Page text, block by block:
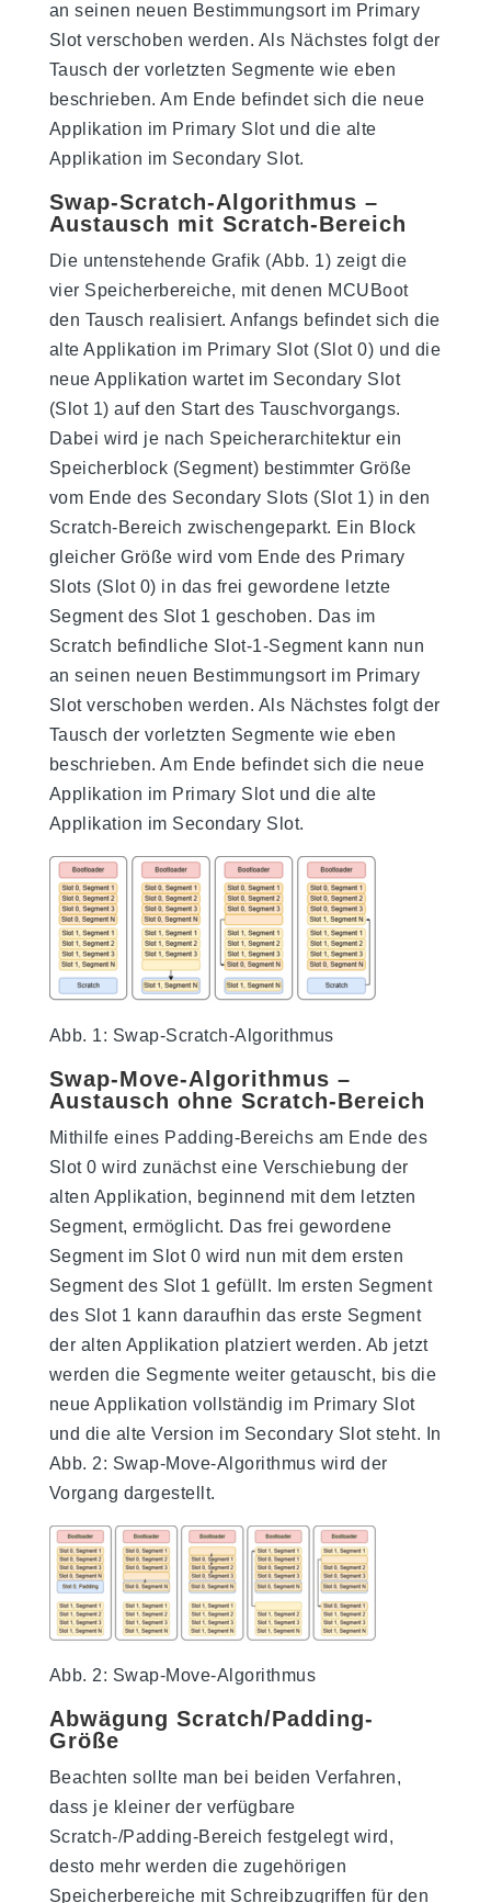
an seinen neuen Bestimmungsort im Primary
Slot verschoben werden. Als Nächstes folgt der
Tausch der vorletzten Segmente wie eben
beschrieben. Am Ende befindet sich die neue
Applikation im Primary Slot und die alte
Applikation im Secondary Slot.
Swap-Scratch-Algorithmus –
Austausch mit Scratch-Bereich
Die untenstehende Grafik (Abb. 1) zeigt die
vier Speicherbereiche, mit denen MCUBoot
den Tausch realisiert. Anfangs befindet sich die
alte Applikation im Primary Slot (Slot 0) und die
neue Applikation wartet im Secondary Slot
(Slot 1) auf den Start des Tauschvorgangs.
Dabei wird je nach Speicherarchitektur ein
Speicherblock (Segment) bestimmter Größe
vom Ende des Secondary Slots (Slot 1) in den
Scratch-Bereich zwischengeparkt. Ein Block
gleicher Größe wird vom Ende des Primary
Slots (Slot 0) in das frei gewordene letzte
Segment des Slot 1 geschoben. Das im
Scratch befindliche Slot-1-Segment kann nun
an seinen neuen Bestimmungsort im Primary
Slot verschoben werden. Als Nächstes folgt der
Tausch der vorletzten Segmente wie eben
beschrieben. Am Ende befindet sich die neue
Applikation im Primary Slot und die alte
Applikation im Secondary Slot.
Abb. 1: Swap-Scratch-Algorithmus
Swap-Move-Algorithmus –
Austausch ohne Scratch-Bereich
Mithilfe eines Padding-Bereichs am Ende des
Slot 0 wird zunächst eine Verschiebung der
alten Applikation, beginnend mit dem letzten
Segment, ermöglicht. Das frei gewordene
Segment im Slot 0 wird nun mit dem ersten
Segment des Slot 1 gefüllt. Im ersten Segment
des Slot 1 kann daraufhin das erste Segment
der alten Applikation platziert werden. Ab jetzt
werden die Segmente weiter getauscht, bis die
neue Applikation vollständig im Primary Slot
und die alte Version im Secondary Slot steht. In
Abb. 2: Swap-Move-Algorithmus wird der
Vorgang dargestellt.
Abb. 2: Swap-Move-Algorithmus
Abwägung Scratch/Padding-
Größe
Beachten sollte man bei beiden Verfahren,
dass je kleiner der verfügbare
Scratch-/Padding-Bereich festgelegt wird,
desto mehr werden die zugehörigen
Speicherbereiche mit Schreibzugriffen für den